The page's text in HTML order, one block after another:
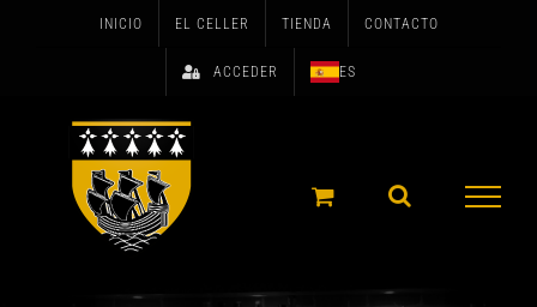
INICIO EL CELLER TIENDA CONTACTO
ACCEDER ES